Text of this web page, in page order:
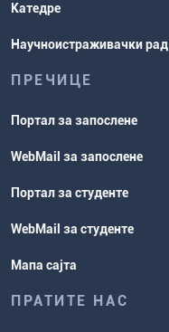
Катедре
Научноистраживачки рад
ПРЕЧИЦЕ
Портал за запослене
WebMail за запослене
Портал за студенте
WebMail за студенте
Мапа сајта
ПРАТИТЕ НАС